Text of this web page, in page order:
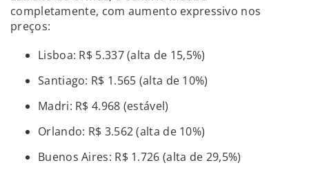
completamente, com aumento expressivo nos
preços:
Lisboa: R$ 5.337 (alta de 15,5%)
Santiago: R$ 1.565 (alta de 10%)
Madri: R$ 4.968 (estável)
Orlando: R$ 3.562 (alta de 10%)
Buenos Aires: R$ 1.726 (alta de 29,5%)